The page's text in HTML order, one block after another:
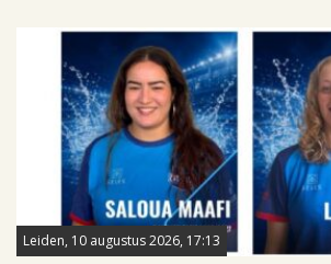
Leiden, 10 augustus 2026, 17:13